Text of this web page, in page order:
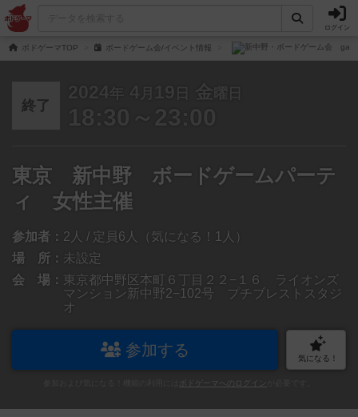
ログイン
ボドゲーマTOP ボードゲーム会/イベント情報
終了
2024年 4 月 19 日 金 曜日
18:30～23:00
東京 新中野 ボードゲームパーテ
ィ 女性主催
参加者： 2人 / 定員6人（気になる！1人）
場 所： 未設定
会 場： 東京都中野区本町６丁目２２−１６ ライオンズ
マンション新中野2−102号 プチブレストスタジ
オ
参加する 気になる！
ボドゲーマへのログイン